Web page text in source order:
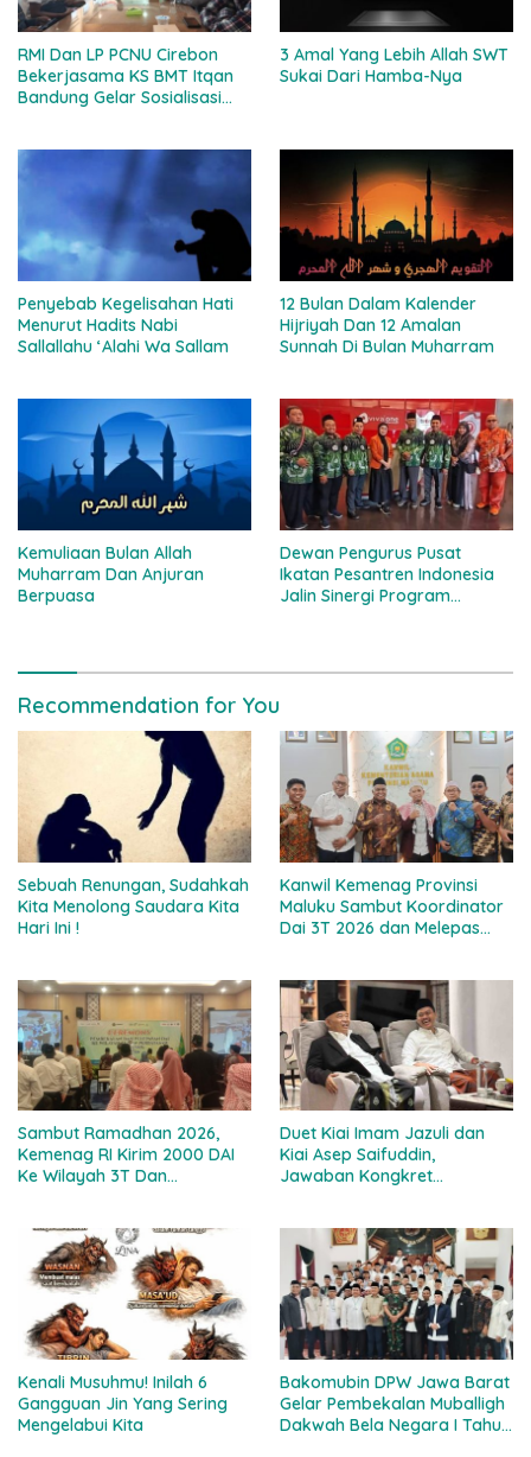
RMI Dan LP PCNU Cirebon
Bekerjasama KS BMT Itqan
Bandung Gelar Sosialisasi
3 Amal Yang Lebih Allah SWT
Sukai Dari Hamba-Nya
Penyebab Kegelisahan Hati
Menurut Hadits Nabi
Sallallahu ‘Alahi Wa Sallam
12 Bulan Dalam Kalender
Hijriyah Dan 12 Amalan
Sunnah Di Bulan Muharram
Kemuliaan Bulan Allah
Muharram Dan Anjuran
Berpuasa
Dewan Pengurus Pusat
Ikatan Pesantren Indonesia
Jalin Sinergi Program
Recommendation for You
Sebuah Renungan, Sudahkah
Kita Menolong Saudara Kita
Hari Ini !
Kanwil Kemenag Provinsi
Maluku Sambut Koordinator
Dai 3T 2026 dan Melepas
Sambut Ramadhan 2026,
Kemenag RI Kirim 2000 DAI
Ke Wilayah 3T Dan
Duet Kiai Imam Jazuli dan
Kiai Asep Saifuddin,
Jawaban Kongkret
Kenali Musuhmu! Inilah 6
Gangguan Jin Yang Sering
Mengelabui Kita
Bakomubin DPW Jawa Barat
Gelar Pembekalan Muballigh
Dakwah Bela Negara I Tahun